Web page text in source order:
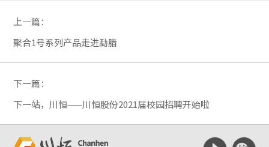
上一篇：
聚合1号系列产品走进勐腊
下一篇：
下一站，川恒——川恒股份2021届校园招聘开始啦